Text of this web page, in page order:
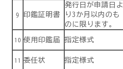
9 印鑑証明書
発行日が申請日よ
り3か月以内のも
のに限ります。
10 使用印鑑届 指定様式
11 委任状 指定様式